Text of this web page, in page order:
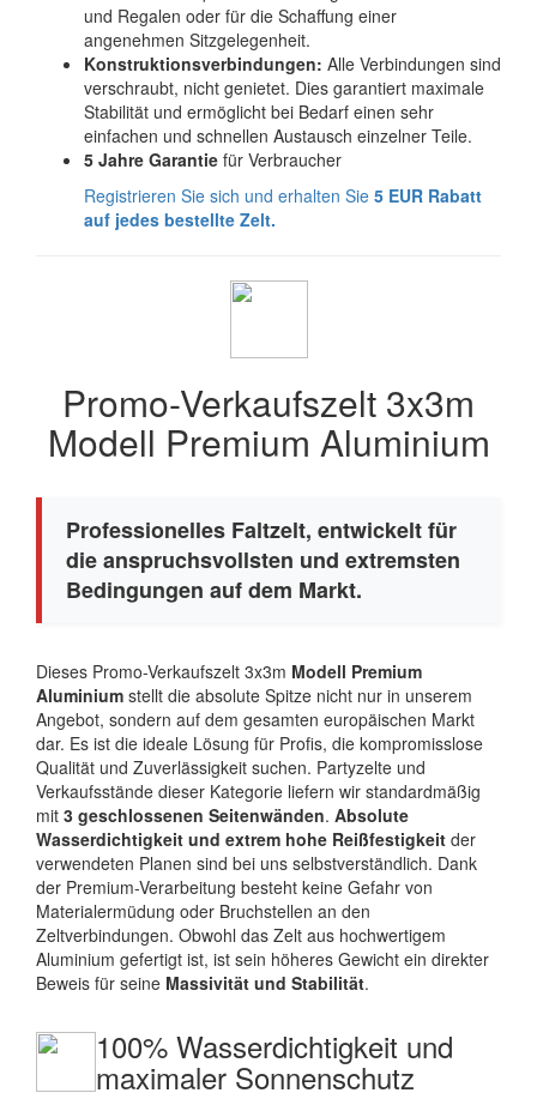
und Regalen oder für die Schaffung einer
angenehmen Sitzgelegenheit.
Konstruktionsverbindungen: Alle Verbindungen sind
verschraubt, nicht genietet. Dies garantiert maximale
Stabilität und ermöglicht bei Bedarf einen sehr
einfachen und schnellen Austausch einzelner Teile.
5 Jahre Garantie für Verbraucher
Registrieren Sie sich und erhalten Sie 5 EUR Rabatt
auf jedes bestellte Zelt.
Promo-Verkaufszelt 3x3m
Modell Premium Aluminium
Professionelles Faltzelt, entwickelt für
die anspruchsvollsten und extremsten
Bedingungen auf dem Markt.
Dieses Promo-Verkaufszelt 3x3m Modell Premium
Aluminium stellt die absolute Spitze nicht nur in unserem
Angebot, sondern auf dem gesamten europäischen Markt
dar. Es ist die ideale Lösung für Profis, die kompromisslose
Qualität und Zuverlässigkeit suchen. Partyzelte und
Verkaufsstände dieser Kategorie liefern wir standardmäßig
mit 3 geschlossenen Seitenwänden. Absolute
Wasserdichtigkeit und extrem hohe Reißfestigkeit der
verwendeten Planen sind bei uns selbstverständlich. Dank
der Premium-Verarbeitung besteht keine Gefahr von
Materialermüdung oder Bruchstellen an den
Zeltverbindungen. Obwohl das Zelt aus hochwertigem
Aluminium gefertigt ist, ist sein höheres Gewicht ein direkter
Beweis für seine Massivität und Stabilität.
100% Wasserdichtigkeit und
maximaler Sonnenschutz